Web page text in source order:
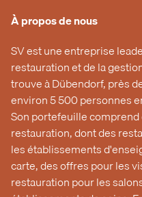
À propos de nous
SV est une entreprise
restauration et de la
trouve à Dübendorf, près
environ 5 500 personnes
Son portefeuille
restauration, dont des
les établissements
carte, des offres pour les
restauration pour les